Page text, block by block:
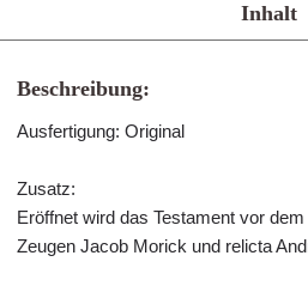
Inhalt
Beschreibung:
Ausfertigung: Original
Zusatz:
Eröffnet wird das Testament vor
Zeugen Jacob Morick und relicta